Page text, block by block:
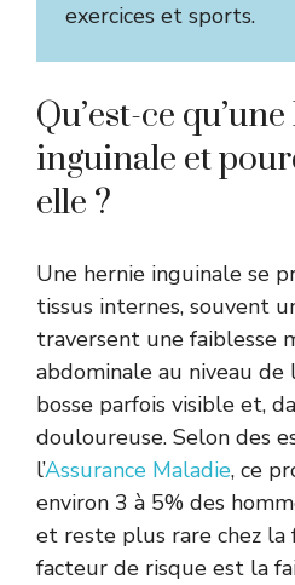
exercices et sports.
Qu’est-ce
inguinale et
elle ?
Une hernie inguinale se
tissus internes, souvent
traversent une faiblesse
abdominale au niveau de
bosse parfois visible et,
douloureuse. Selon des
l’Assurance Maladie, ce
environ 3 à 5% des
et reste plus rare chez la
facteur de risque est la